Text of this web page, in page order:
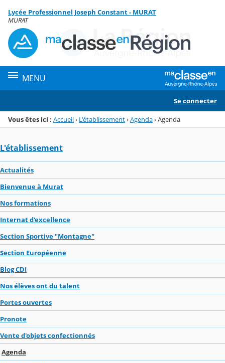
Menu de la rubrique
Contenu
Lycée Professionnel Joseph Constant - MURAT
MURAT
MENU
Se connecter
Vous êtes ici : Accueil› L'établissement›Agenda›Agenda
L'établissement
Actualités
Bienvenue à Murat
Nos formations
Internat d'excellence
Section Sportive "Montagne"
Section Européenne
Blog CDI
Nos élèves ont du talent
Portes ouvertes
Pronote
Vente d'objets confectionnés
Agenda